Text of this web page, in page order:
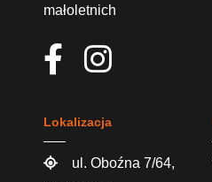
małoletnich
Lokalizacja
ul. Oboźna 7/64,